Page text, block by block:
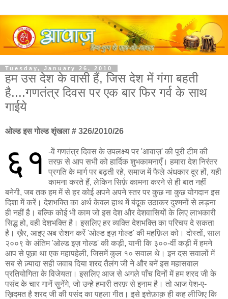
Tuesday, January 26, 2010
हम उस देश के वासी हैं, जिस देश में गंगा बहती
है....गणतंत्र दिवस पर एक बार फिर गर्व के साथ
गाईये
ओल्ड इस गोल्ड शृंखला # 326/2010/26
६१
-वें गणतंत्र दिवस के उपलक्ष्य पर 'आवाज़' की पूरी टीम की
तरफ़ से आप सभी को हार्दिक शुभकामनाएँ। हमारा देश निरंतर
प्रगति के मार्ग पर बढ़ती रहे, समाज में फैले अंधकार दूर हों, यही
कामना करते हैं, लेकिन सिर्फ़ कामना करने से ही बात नहीं
बनेगी, जब तक हम में से हर कोई अपने अपने स्तर पर कुछ ना कुछ योगदान इस
दिशा में करें। देशभक्ति का अर्थ केवल हाथ में बंदूक उठाकर दुश्मनों से लड़ना
ही नहीं है। बल्कि कोई भी काम जो इस देश और देशवासियों के लिए लाभकारी
सिद्ध हो, वही देशभक्ति है। इसलिए हर व्यक्ति देशभक्ति का परिचय दे सकता
है। ख़ैर, आइए अब रोशन करें 'ओल्ड इज़ गोल्ड' की महफ़िल को। दोस्तों, साल
२००९ के अंतिम 'ओल्ड इज़ गोल्ड' की कड़ी, यानी कि ३००-वीं कड़ी में हमने
आप से पूछा था एक महापहेली, जिसमें कुल १० सवाल थे। इन दस सवालों में
सब से ज़्यादा सही जवाब दिया शरद तैलंग जी ने और बनें इस महासवाल
प्रतियोगिता के विजेयता। इसलिए आज से अगले पाँच दिनों में हम शरद जी के
पसंद के चार गानें सुनेंगे, जो उन्हे हमारी तरफ़ से इनाम है। तो आज पेश-ए-
ख़िदमत है शरद जी की पसंद का पहला गीत। इसे इत्तेफ़ाक़ ही कह लीजिए कि